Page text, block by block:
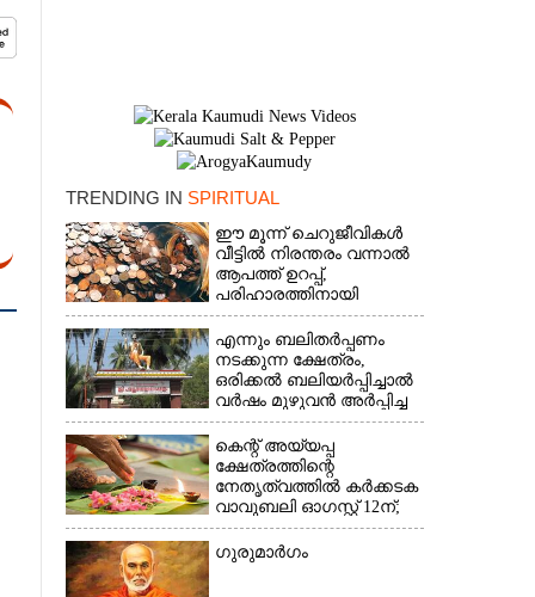
TRENDING IN SPIRITUAL
ഈ മൂന്ന് ചെറുജീവികൾ
വീട്ടിൽ നിരന്തരം വന്നാൽ
ആപത്ത് ഉറപ്പ്,​
പരിഹാരത്തിനായി
ചെയ്യേണ്ടത്
എന്നും ബലിതർപ്പണം
നടക്കുന്ന ക്ഷേത്രം,​
ഒരിക്കൽ ബലിയർപ്പിച്ചാൽ
വർഷം മുഴുവൻ അർപ്പിച്ച
പുണ്യം
കെന്റ് അയ്യപ്പ
ക്ഷേത്രത്തിന്റെ
നേതൃത്വത്തിൽ കർക്കടക
വാവുബലി ഓഗസ്റ്റ് 12ന്;
ഒരുക്കങ്ങൾ പൂർത്തിയായി
ഗുരുമാർഗം
×